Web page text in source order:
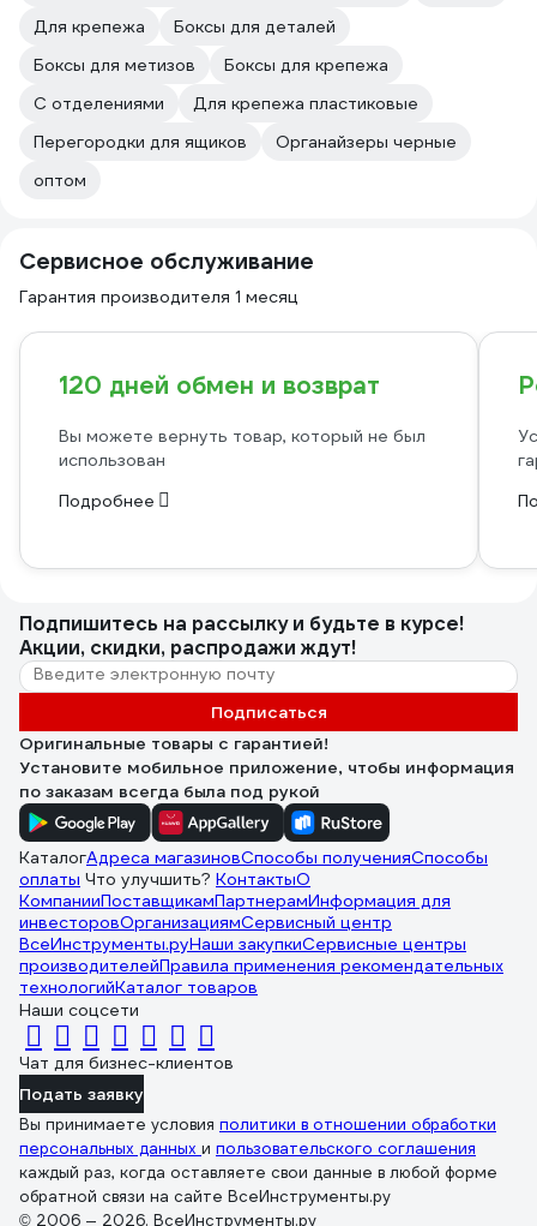
Для крепежа
Боксы для деталей
Боксы для метизов
Боксы для крепежа
С отделениями
Для крепежа пластиковые
Перегородки для ящиков
Органайзеры черные
оптом
Сервисное обслуживание
Гарантия производителя 1 месяц
120 дней обмен и возврат
Вы можете вернуть товар, который не был
использован
Подробнее
Подпишитесь на рассылкуи будьте в курсе!
Акции, скидки, распродажи ждут!
Подписаться
Оригинальные товары с гарантией!
Установите мобильное приложение, чтобы информация
по заказам всегда была под рукой
КаталогАдреса магазиновСпособы полученияСпособы
оплаты Что улучшить? КонтактыО
КомпанииПоставщикамПартнерамИнформация для
инвесторовОрганизациямСервисный центр
ВсеИнструменты.руНаши закупкиСервисные центры
производителейПравила применения рекомендательных
технологийКаталог товаров
Наши соцсети
Чат для бизнес-клиентов
Подать заявку
Вы принимаете условия политики в отношении обработки
персональных данных и пользовательского соглашения
каждый раз, когда оставляете свои данные в любой форме
обратной связи на сайте ВсеИнструменты.ру
© 2006 — 2026. ВсеИнструменты.ру